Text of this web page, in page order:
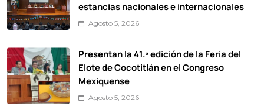
estancias nacionales e internacionales
Agosto 5, 2026
Presentan la 41.ª edición de la Feria del
Elote de Cocotitlán en el Congreso
Mexiquense
Agosto 5, 2026